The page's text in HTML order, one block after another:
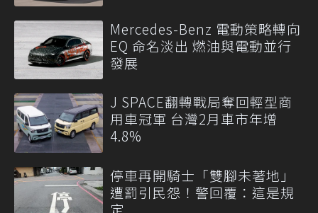
Mercedes-Benz 電動策略轉向
EQ 命名淡出 燃油與電動並行
發展
J SPACE翻轉戰局奪回輕型商
用車冠軍 台灣2月車市年增
4.8%
停車再開騎士「雙腳未著地」
遭罰引民怨！警回覆：這是規
定